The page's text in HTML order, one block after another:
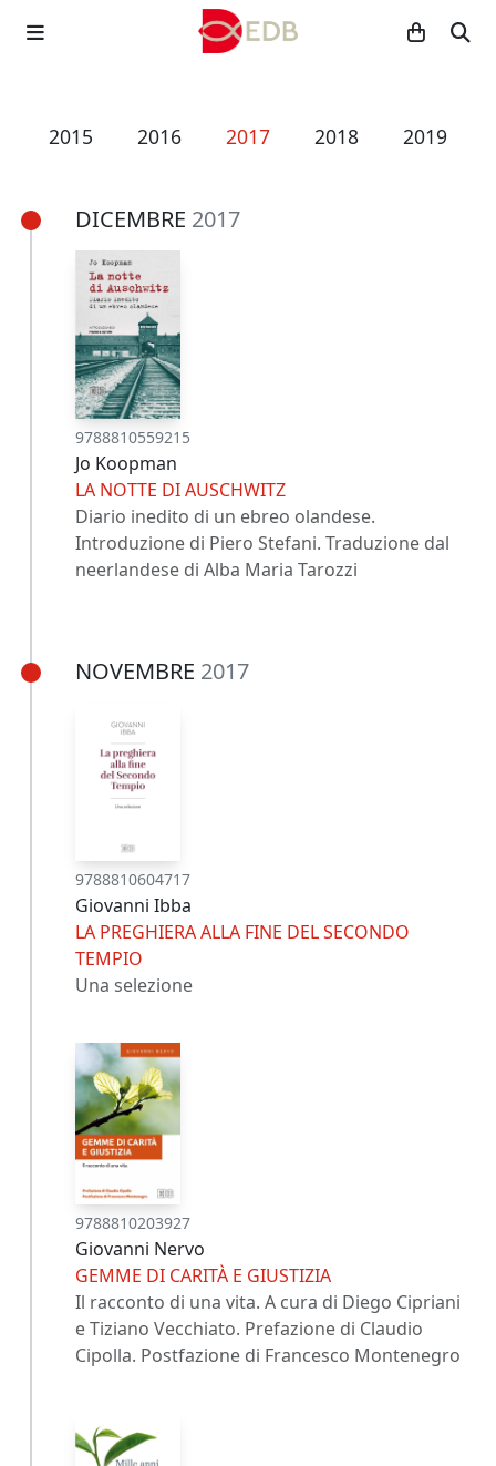
2015 2016 2017 2018 2019
DICEMBRE 2017
9788810559215
Jo Koopman
LA NOTTE DI AUSCHWITZ
Diario inedito di un ebreo olandese.
Introduzione di Piero Stefani. Traduzione dal
neerlandese di Alba Maria Tarozzi
NOVEMBRE 2017
9788810604717
Giovanni Ibba
LA PREGHIERA ALLA FINE DEL SECONDO
TEMPIO
Una selezione
9788810203927
Giovanni Nervo
GEMME DI CARITÀ E GIUSTIZIA
Il racconto di una vita. A cura di Diego Cipriani
e Tiziano Vecchiato. Prefazione di Claudio
Cipolla. Postfazione di Francesco Montenegro